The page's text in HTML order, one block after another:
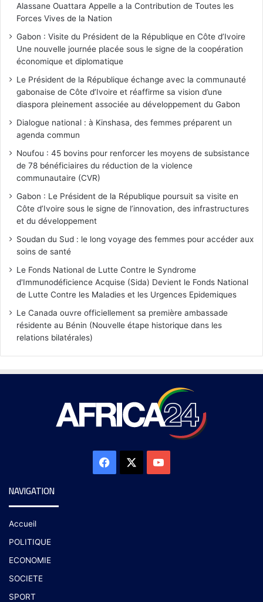
Alassane Ouattara Appelle a la Contribution de Toutes les
Forces Vives de la Nation
Gabon : Visite du Président de la République en Côte d’Ivoire
Une nouvelle journée placée sous le signe de la coopération
économique et diplomatique
Le Président de la République échange avec la communauté
gabonaise de Côte d’Ivoire et réaffirme sa vision d’une
diaspora pleinement associée au développement du Gabon
Dialogue national : à Kinshasa, des femmes préparent un
agenda commun
Noufou : 45 bovins pour renforcer les moyens de subsistance
de 78 bénéficiaires du réduction de la violence
communautaire (CVR)
Gabon : Le Président de la République poursuit sa visite en
Côte d’Ivoire sous le signe de l’innovation, des infrastructures
et du développement
Soudan du Sud : le long voyage des femmes pour accéder aux
soins de santé
Le Fonds National de Lutte Contre le Syndrome
d'Immunodéficience Acquise (Sida) Devient le Fonds National
de Lutte Contre les Maladies et les Urgences Epidemiques
Le Canada ouvre officiellement sa première ambassade
résidente au Bénin (Nouvelle étape historique dans les
relations bilatérales)
NAVIGATION
Accueil
POLITIQUE
ECONOMIE
SOCIETE
SPORT